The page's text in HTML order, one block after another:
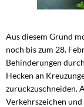
Aus diesem Grund
noch bis zum 28.
Behinderungen
Hecken an
zurückzuschneiden.
Verkehrszeichen